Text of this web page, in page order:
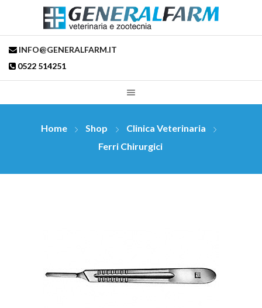
INFO@GENERALFARM.IT
0522 514251
Home Shop
Clinica Veterinaria
Ferri Chirurgici